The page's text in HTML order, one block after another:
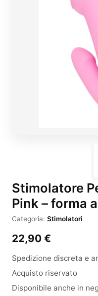
Stimolatore
Pink – forma
Categoria: Stimolatori
22,90 €
Spedizione discreta e
Acquisto riservato
Disponibile anche in